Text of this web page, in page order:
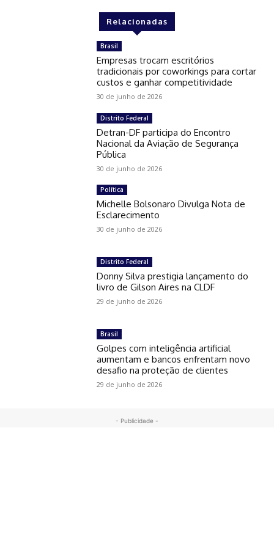
Relacionadas
Brasil
Empresas trocam escritórios
tradicionais por coworkings para cortar
custos e ganhar competitividade
30 de junho de 2026
Distrito Federal
Detran-DF participa do Encontro
Nacional da Aviação de Segurança
Pública
30 de junho de 2026
Política
Michelle Bolsonaro Divulga Nota de
Esclarecimento
30 de junho de 2026
Distrito Federal
Donny Silva prestigia lançamento do
livro de Gilson Aires na CLDF
29 de junho de 2026
Brasil
Golpes com inteligência artificial
aumentam e bancos enfrentam novo
desafio na proteção de clientes
29 de junho de 2026
- Publicidade -